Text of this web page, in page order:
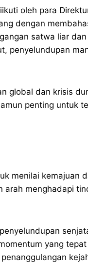
oleh para
dengan
satwa liar
penyelundupan
global dan krisis
penting untuk
menilai kemajuan
menghadapi
yang